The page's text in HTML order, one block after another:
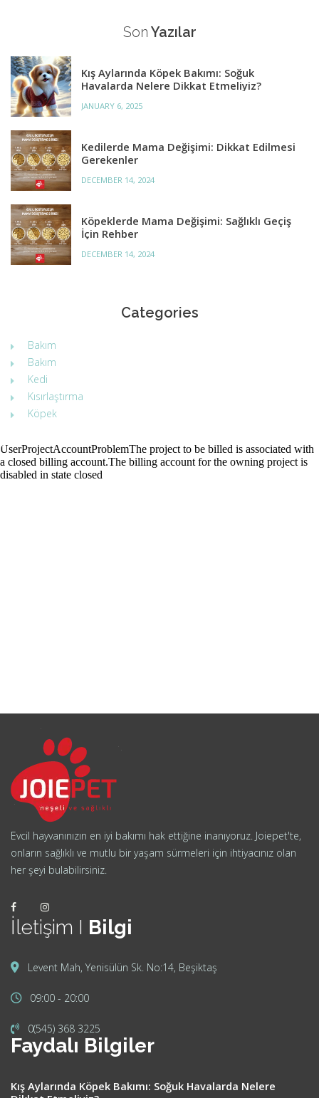
Son Yazılar
Kış Aylarında Köpek Bakımı: Soğuk
Havalarda Nelere Dikkat Etmeliyiz?
JANUARY 6, 2025
Kedilerde Mama Değişimi: Dikkat Edilmesi
Gerekenler
DECEMBER 14, 2024
Köpeklerde Mama Değişimi: Sağlıklı Geçiş
İçin Rehber
DECEMBER 14, 2024
Categories
Bakım
Bakım
Kedi
Kısırlaştırma
Köpek
Evcil hayvanınızın en iyi bakımı hak ettiğine inanıyoruz. Joiepet'te,
onların sağlıklı ve mutlu bir yaşam sürmeleri için ihtiyacınız olan
her şeyi bulabilirsiniz.
İletişim I Bilgi
Levent Mah, Yenisülün Sk. No:14, Beşiktaş
09:00 - 20:00
0(545) 368 3225
Faydalı Bilgiler
Kış Aylarında Köpek Bakımı: Soğuk Havalarda Nelere